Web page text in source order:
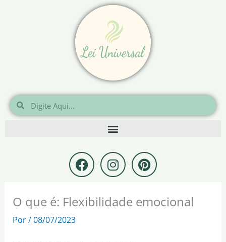
Pesquisar
Pesquisar
F
a
c
e
b
I
n
s
t
a
P
i
n
t
e
O que é: Flexibilidade emocional
Por/08/07/2023